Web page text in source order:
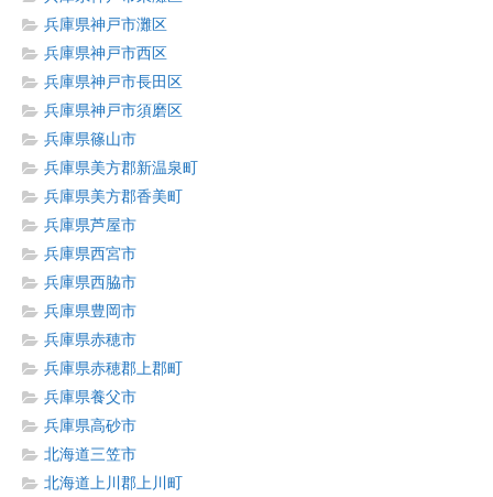
兵庫県神戸市灘区
兵庫県神戸市西区
兵庫県神戸市長田区
兵庫県神戸市須磨区
兵庫県篠山市
兵庫県美方郡新温泉町
兵庫県美方郡香美町
兵庫県芦屋市
兵庫県西宮市
兵庫県西脇市
兵庫県豊岡市
兵庫県赤穂市
兵庫県赤穂郡上郡町
兵庫県養父市
兵庫県高砂市
北海道三笠市
北海道上川郡上川町